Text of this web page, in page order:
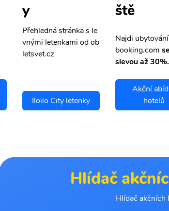
y
Přehledná stránka s le
vnými letenkami od ob
letsvet.cz
Iloilo City letenky
ště
Najdi
booking.com se
slevou až 30%.
Akční
hotelů
Hlídač
Hlídač akčních